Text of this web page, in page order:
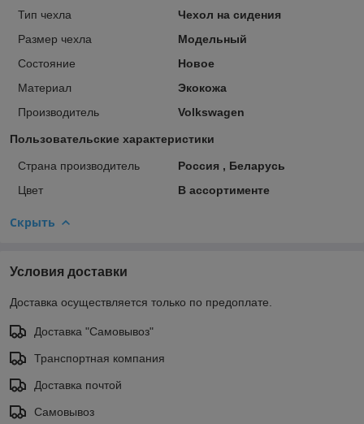
Тип чехла
Чехол на сидения
Размер чехла
Модельный
Состояние
Новое
Материал
Экокожа
Производитель
Volkswagen
Пользовательские характеристики
Страна производитель
Россия , Беларусь
Цвет
В ассортименте
Скрыть
Условия доставки
Доставка осуществляется только по предоплате.
Доставка "Самовывоз"
Транспортная компания
Доставка почтой
Самовывоз